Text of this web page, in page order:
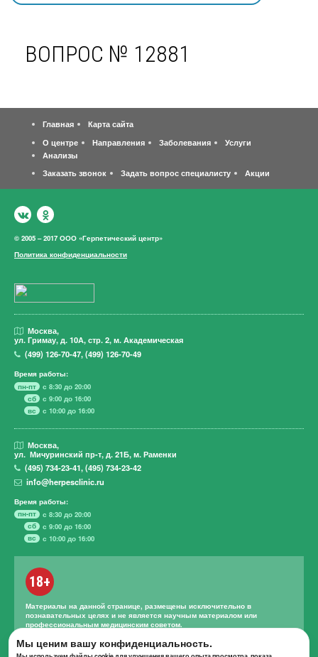
ВОПРОС № 12881
Главная
Карта сайта
О центре
Направления Заболевания
Услуги
Анализы
Заказать звонок
Задать вопрос специалисту Акции
© 2005 – 2017 ООО «Герпетический центр»
Политика конфиденциальности
Москва,
ул. Гримау,д. 10А, стр. 2, м. Академическая
(499)126-70-47,(499)126-70-49
Время работы:
пн-пт
с 8:30 до 20:00
сб
с 9:00 до 16:00
вс
с 10:00 до 16:00
Москва,
ул. Мичуринский пр-т, д. 21Б, м. Раменки
(495)734-23-41,(495)734-23-42
info@herpesclinic.ru
Время работы:
пн-пт
с 8:30 до 20:00
сб
с 9:00 до 16:00
вс
с 10:00 до 16:00
18+
Материалы на данной странице, размещены исключительно в
познавательных целях и не является научным материалом или
профессиональным медицинским советом.
Правильное лечение и назначение лекарственных средств может
проводиться только квалифицированным специалистом с учетом
Мы ценим вашу конфиденциальность.